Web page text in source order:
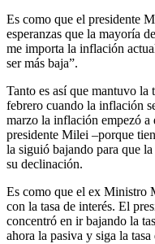
Es como que el presidente
esperanzas que la mayoría
me importa la inflación
ser más baja”.
Tanto es así que mantuvo la
febrero cuando la inflación
marzo la inflación empezó a
presidente Milei –porque
la siguió bajando para que
su declinación.
Es como que el ex Ministro
con la tasa de interés. El
concentró en ir bajando la
ahora la pasiva y siga la tasa